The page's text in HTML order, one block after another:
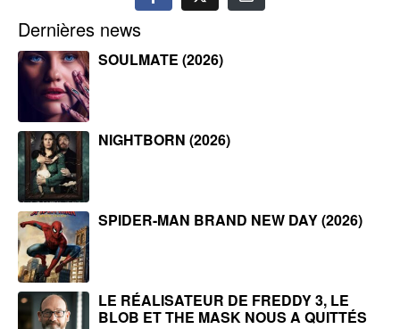
Dernières news
SOULMATE (2026)
NIGHTBORN (2026)
SPIDER-MAN BRAND NEW DAY (2026)
LE RÉALISATEUR DE FREDDY 3, LE
BLOB ET THE MASK NOUS A QUITTÉS